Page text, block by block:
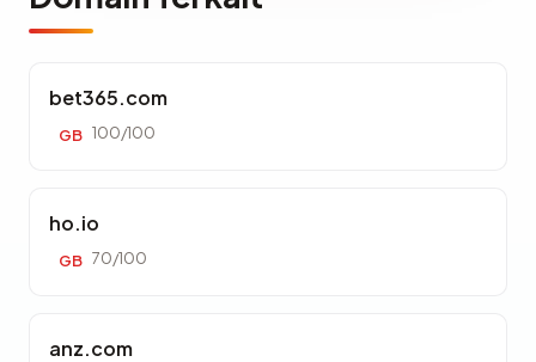
bet365.com
GB 100/100
ho.io
GB 70/100
anz.com